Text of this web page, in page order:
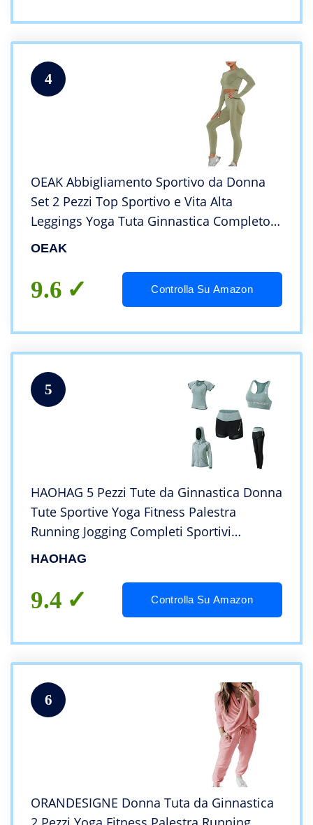
4
OEAK Abbigliamento Sportivo da Donna
Set 2 Pezzi Top Sportivo e Vita Alta
Leggings Yoga Tuta Ginnastica Completo
Tuta per Running Yoga Fitness,B-Army
OEAK
9.6 Controlla Su Amazon
5
HAOHAG 5 Pezzi Tute da Ginnastica Donna
Tute Sportive Yoga Fitness Palestra
Running Jogging Completi Sportivi
Abbigliamento, Include Manica Lunga e
HAOHAG
9.4 Controlla Su Amazon
6
ORANDESIGNE Donna Tuta da Ginnastica